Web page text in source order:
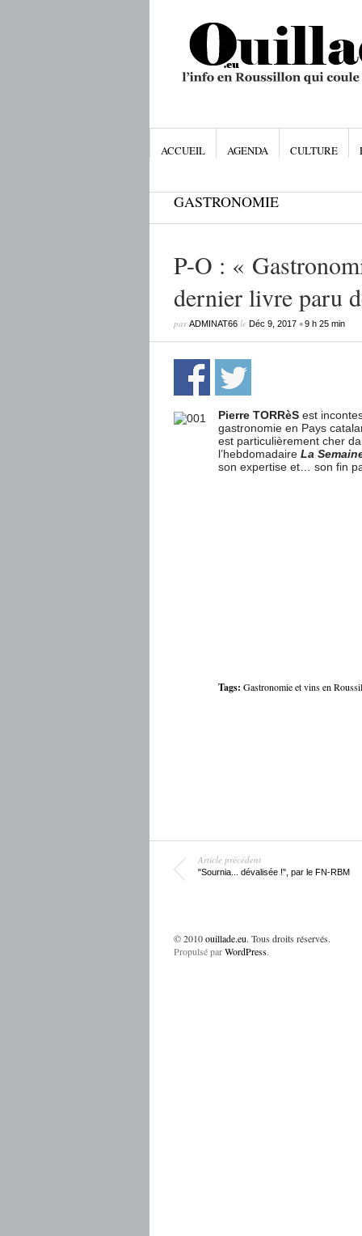
ACCUEIL AGENDA CULTURE
GASTRONOMIE
P-O : «
dernier livre paru
parADMINAT66le Déc 9, 2017•9 h 25 min
Pierre TORRèSest
gastronomie en Pays
est particulièrement cher
l’hebdomadaire La
son expertise et… son fin
Tags: Gastronomie et vins en
Article précédent
"Sournia... dévalisée !", par le FN-RBM
© 2010ouillade.eu. Tous droits réservés.
Propulsé parWordPress.